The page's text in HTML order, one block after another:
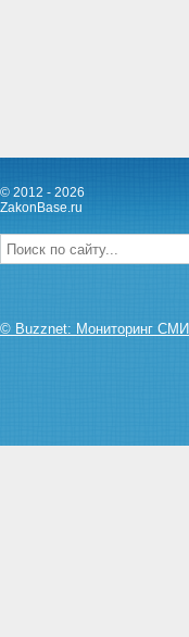
© 2012 - 2026
ZakonBase.ru
© Buzznet: Мониторинг СМИ